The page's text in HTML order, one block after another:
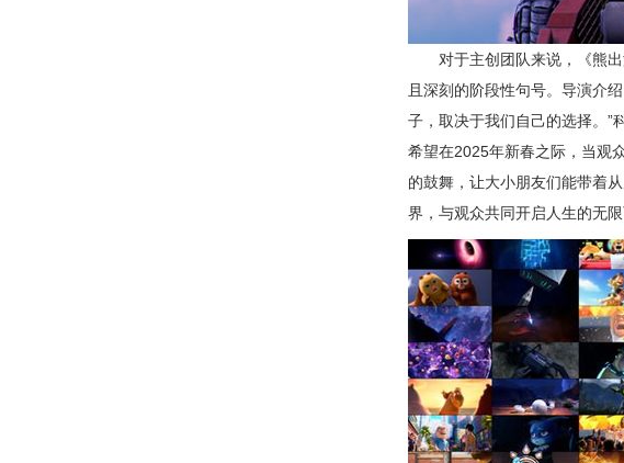
对于主创团队来说，《熊出
且深刻的阶段性句号。导演介
子，取决于我们自己的选择。”
希望在2025年新春之际，当观
的鼓舞，让大小朋友们能带着
界，与观众共同开启人生的无